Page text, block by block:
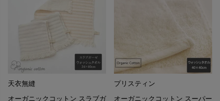
天衣無縫
オーガニックコットン スラブガ
プリスティン
オーガニックコットン スーパー